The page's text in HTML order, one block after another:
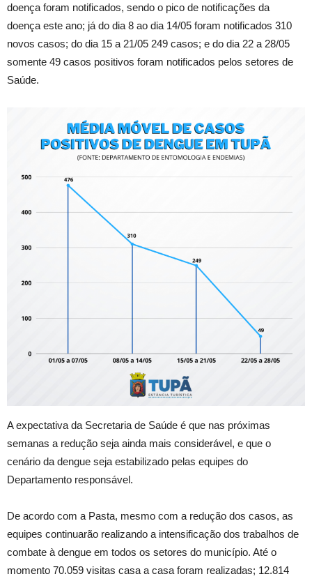
doença foram notificados, sendo o pico de notificações da
doença este ano; já do dia 8 ao dia 14/05 foram notificados 310
novos casos; do dia 15 a 21/05 249 casos; e do dia 22 a 28/05
somente 49 casos positivos foram notificados pelos setores de
Saúde.
A expectativa da Secretaria de Saúde é que nas próximas
semanas a redução seja ainda mais considerável, e que o
cenário da dengue seja estabilizado pelas equipes do
Departamento responsável.
De acordo com a Pasta, mesmo com a redução dos casos, as
equipes continuarão realizando a intensificação dos trabalhos de
combate à dengue em todos os setores do município. Até o
momento 70.059 visitas casa a casa foram realizadas; 12.814